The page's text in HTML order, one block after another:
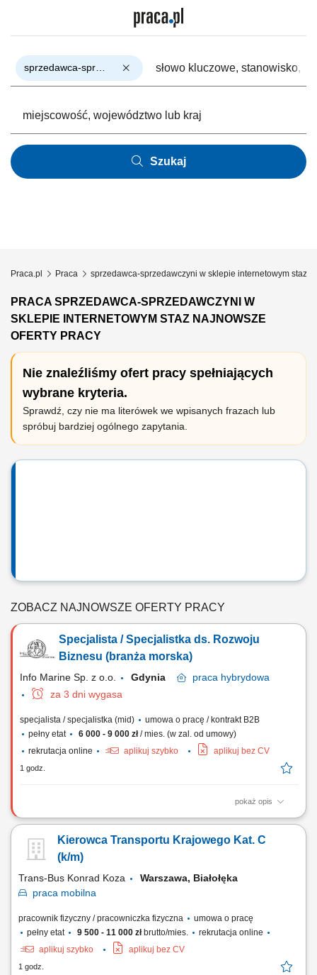
Szukaj
Praca.pl Praca sprzedawca-sprzedawczyni w sklepie internetowym staz
PRACA SPRZEDAWCA-SPRZEDAWCZYNI W
SKLEPIE INTERNETOWYM STAZ NAJNOWSZE
OFERTY PRACY
Nie znaleźliśmy ofert pracy spełniających
wybrane kryteria.
Sprawdź, czy nie ma literówek we wpisanych frazach lub
spróbuj bardziej ogólnego zapytania.
ZOBACZ NAJNOWSZE OFERTY PRACY
Specjalista / Specjalistka ds. Rozwoju
Biznesu (branża morska)
Info Marine Sp. z o.o. Gdynia praca hybrydowa
za 3 dni wygasa
specjalista / specjalistka (mid)
umowa o pracę / kontrakt B2B
pełny etat
6 000 - 9 000 zł/ mies. (w zal. od umowy)
rekrutacja online
aplikuj szybko aplikuj bez CV
1 godz.
pokaż opis
Opis stanowiska Aktywne pozyskiwanie nowych partnerów
Przygotowywanie oraz prowadzenie prezentacji i spotkań handlowych
online (min. 2 w tygodniu) Planowanie i realizacja wizyt u klientów na
Kierowca Transportu Krajowego Kat. C
(k/m)
Trans-Bus Konrad Koza
Warszawa, Białołęka
praca mobilna
pracownik fizyczny / pracowniczka fizyczna
umowa o pracę
pełny etat
9 500 - 11 000 złbrutto/mies.
rekrutacja online
aplikuj szybko
aplikuj bez CV
1 godz.